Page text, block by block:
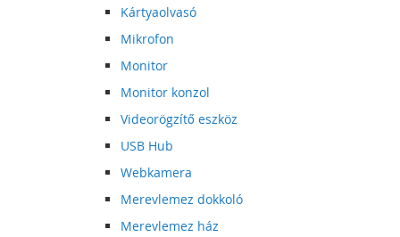
Kártyaolvasó
Mikrofon
Monitor
Monitor konzol
Videorögzítő eszköz
USB Hub
Webkamera
Merevlemez dokkoló
Merevlemez ház